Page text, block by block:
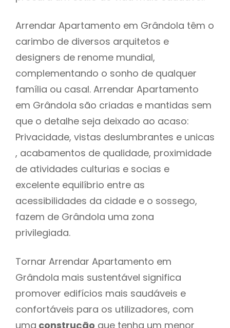
Arrendar Apartamento em Grândola têm o
carimbo de diversos arquitetos e
designers de renome mundial,
complementando o sonho de qualquer
família ou casal. Arrendar Apartamento
em Grândola são criadas e mantidas sem
que o detalhe seja deixado ao acaso:
Privacidade, vistas deslumbrantes e unicas
, acabamentos de qualidade, proximidade
de atividades culturias e socias e
excelente equilíbrio entre as
acessibilidades da cidade e o sossego,
fazem de Grândola uma zona
privilegiada.
Tornar Arrendar Apartamento em
Grândola mais sustentável significa
promover edifícios mais saudáveis e
confortáveis para os utilizadores, com
uma construção que tenha um menor